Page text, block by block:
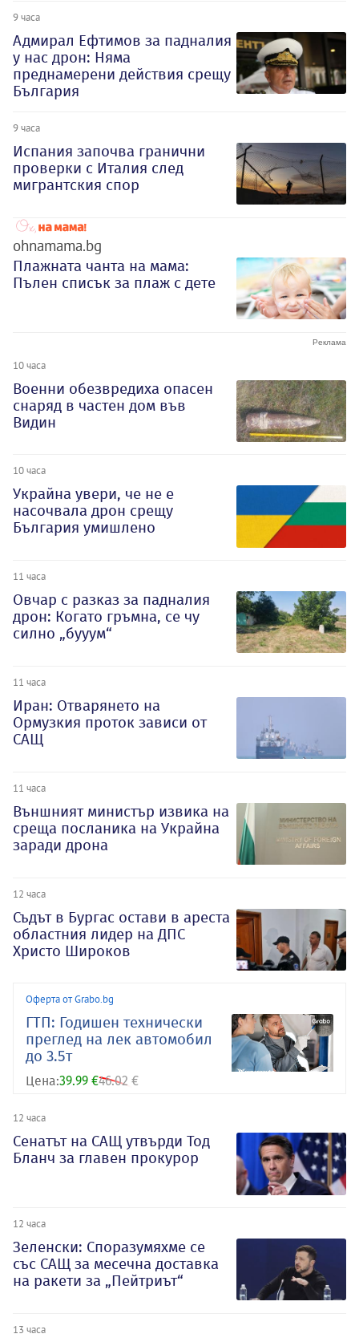
9 часа
Адмирал Ефтимов за падналия
у нас дрон: Няма
преднамерени действия срещу
България
9 часа
Испания започва гранични
проверки с Италия след
мигрантския спор
ohnamama.bg
Плажната чанта на мама:
Пълен списък за плаж с дете
10 часа
Военни обезвредиха опасен
снаряд в частен дом във
Видин
10 часа
Украйна увери, че не е
насочвала дрон срещу
България умишлено
11 часа
Овчар с разказ за падналия
дрон: Когато гръмна, се чу
силно „бууум“
11 часа
Иран: Отварянето на
Ормузкия проток зависи от
САЩ
11 часа
Външният министър извика на
среща посланика на Украйна
заради дрона
12 часа
Съдът в Бургас остави в ареста
областния лидер на ДПС
Христо Широков
Оферта от Grabo.bg
ГТП: Годишен технически
преглед на лек автомобил
до 3.5т
Цена:39.99 €46.02 €
12 часа
Сенатът на САЩ утвърди Тод
Бланч за главен прокурор
12 часа
Зеленски: Споразумяхме се
със САЩ за месечна доставка
на ракети за „Пейтриът“
13 часа